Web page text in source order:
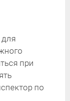
при
по